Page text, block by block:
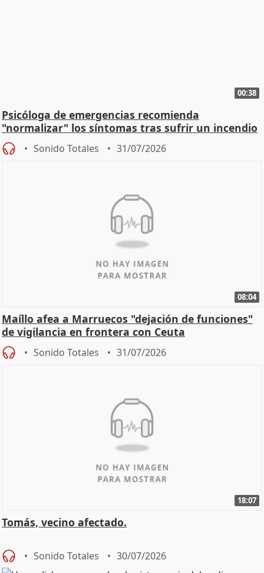
00:38
Psicóloga de emergencias recomienda
"normalizar" los síntomas tras sufrir un incendio
Sonido Totales 31/07/2026
08:04
Maíllo afea a Marruecos "dejación de funciones"
de vigilancia en frontera con Ceuta
Sonido Totales 31/07/2026
18:07
Tomás, vecino afectado.
Sonido Totales 30/07/2026